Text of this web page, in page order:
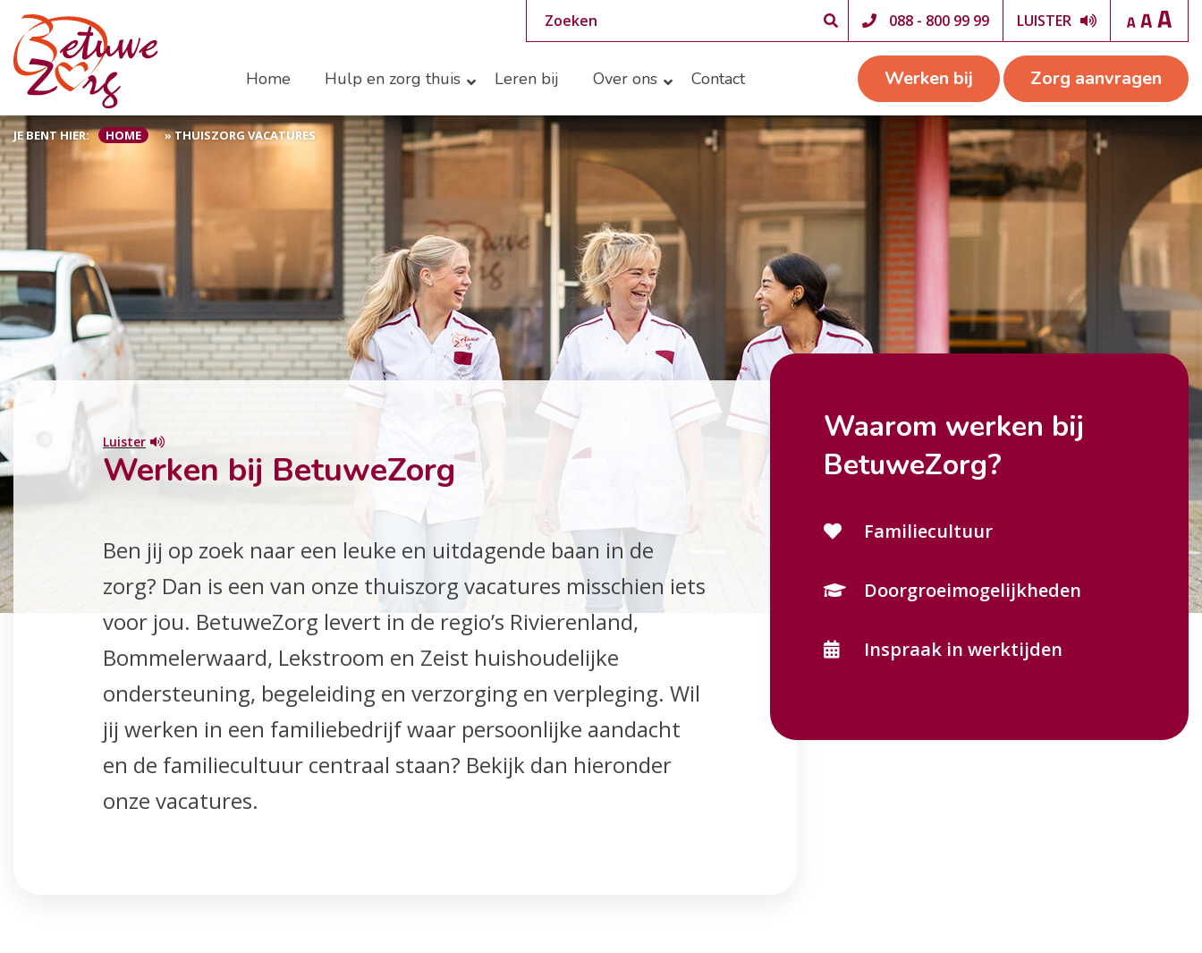
088 - 800 99 99 LUISTER
Home Hulp en zorg thuis Leren bij Over ons Contact Werken bij Zorg aanvragen
JE BENT HIER: HOME »THUISZORG VACATURES
Luister
Werken bij BetuweZorg
Ben jij op zoek naar een leuke en uitdagende baan in de
zorg? Dan is een van onze thuiszorg vacatures misschien iets
voor jou. BetuweZorg levert in de regio’s Rivierenland,
Bommelerwaard, Lekstroom en Zeist huishoudelijke
ondersteuning, begeleiding en verzorging en verpleging. Wil
jij werken in een familiebedrijf waar persoonlijke aandacht
en de familiecultuur centraal staan? Bekijk dan hieronder
onze vacatures.
Waarom werken bij
BetuweZorg?
Familiecultuur
Doorgroeimogelijkheden
Inspraak in werktijden